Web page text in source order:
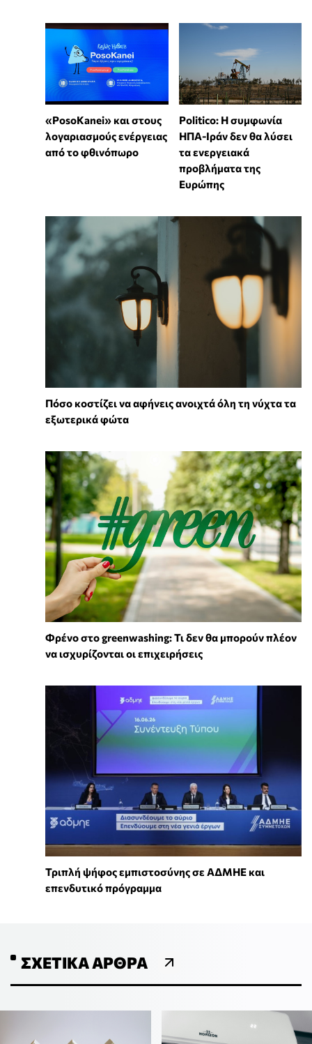
«PosoKanei» και στους
λογαριασμούς ενέργειας
από το φθινόπωρο
Politico: Η συμφωνία
ΗΠΑ-Ιράν δεν θα λύσει
τα ενεργειακά
προβλήματα της
Ευρώπης
Πόσο κοστίζει να αφήνεις ανοιχτά όλη τη νύχτα τα
εξωτερικά φώτα
Φρένο στο greenwashing: Τι δεν θα μπορούν πλέον
να ισχυρίζονται οι επιχειρήσεις
Τριπλή ψήφος εμπιστοσύνης σε ΑΔΜΗΕ και
επενδυτικό πρόγραμμα
ΣΧΕΤΙΚΆ ΆΡΘΡΑ